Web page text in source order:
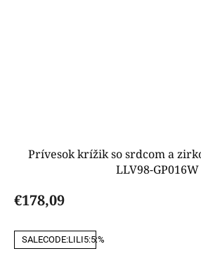
Prívesok krížik so srdcom a
LLV98-GP016W
€178,09
SALECODE:LILI5:5:%